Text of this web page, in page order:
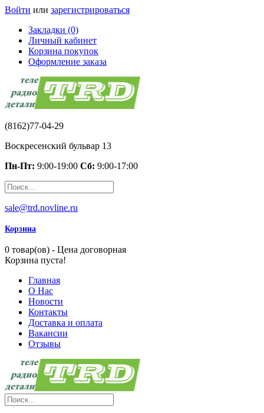
Войти или зарегистрироваться
Закладки (0)
Личный кабинет
Корзина покупок
Оформление заказа
(8162)77-04-29
Воскресенский бульвар 13
Пн-Пт: 9:00-19:00 Сб: 9:00-17:00
sale@trd.novline.ru
Корзина
0 товар(ов) - Цена договорная
Корзина пуста!
Главная
О Нас
Новости
Контакты
Доставка и оплата
Вакансии
Отзывы